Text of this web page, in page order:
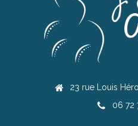
23 rue Louis
06 72